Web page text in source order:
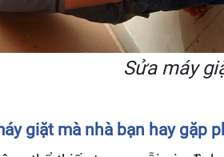
Sửa máy
giặt mà nhà bạn hay gặp